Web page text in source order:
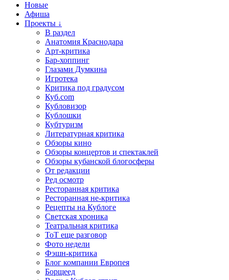
Новые
Афиша
Проекты ↓
В раздел
Анатомия Краснодара
Арт-критика
Бар-хоппинг
Глазами Думкина
Игротека
Критика под градусом
Куб.com
Кубловизор
Кублошки
Кубтуризм
Литературная критика
Обзоры кино
Обзоры концертов и спектаклей
Обзоры кубанской блогосферы
От редакции
Ред осмотр
Ресторанная критика
Ресторанная не-критика
Рецепты на Кублоге
Светская хроника
Театральная критика
ТоТ еще разговор
Фото недели
Фэшн-критика
Блог компании Европея
Борщеед